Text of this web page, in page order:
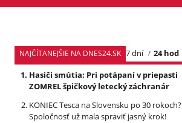
NAJČÍTANEJŠIE NA DNES24.SK 7 dní
24 hod
Hasiči smútia: Pri potápaní v priepasti
ZOMREL špičkový letecký záchranár
KONIEC Tesca na Slovensku po 30 rokoch?
Spoločnosť už mala spraviť jasný krok!